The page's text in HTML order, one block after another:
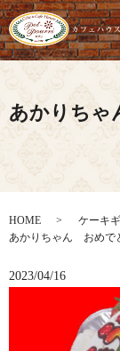
あかりち
HOME
ケーキ
あかりちゃん おめで
2023/04/16